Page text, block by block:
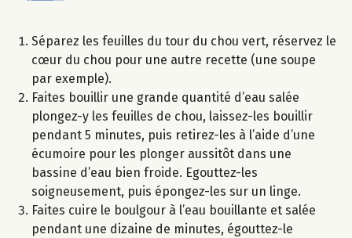
Séparez les feuilles du tour du chou vert, réservez le
cœur du chou pour une autre recette (une soupe
par exemple).
Faites bouillir une grande quantité d’eau salée
plongez-y les feuilles de chou, laissez-les bouillir
pendant 5 minutes, puis retirez-les à l’aide d’une
écumoire pour les plonger aussitôt dans une
bassine d’eau bien froide. Egouttez-les
soigneusement, puis épongez-les sur un linge.
Faites cuire le boulgour à l’eau bouillante et salée
pendant une dizaine de minutes, égouttez-le